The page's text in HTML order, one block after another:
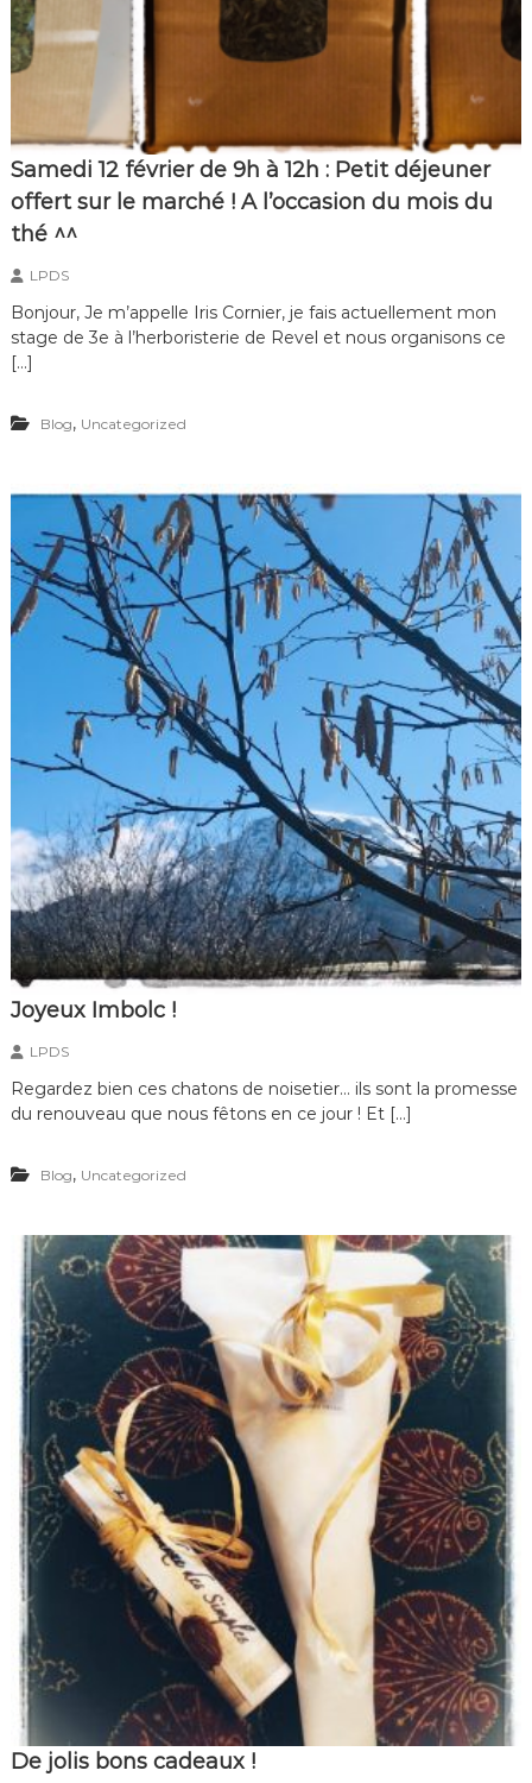
Samedi 12 février de 9h à 12h : Petit déjeuner
offert sur le marché ! A l’occasion du mois du
thé ^^
LPDS
Bonjour, Je m’appelle Iris Cornier, je fais actuellement mon
stage de 3e à l’herboristerie de Revel et nous organisons ce
[…]
Blog, Uncategorized
Joyeux Imbolc !
LPDS
Regardez bien ces chatons de noisetier… ils sont la promesse
du renouveau que nous fêtons en ce jour ! Et […]
Blog, Uncategorized
De jolis bons cadeaux !